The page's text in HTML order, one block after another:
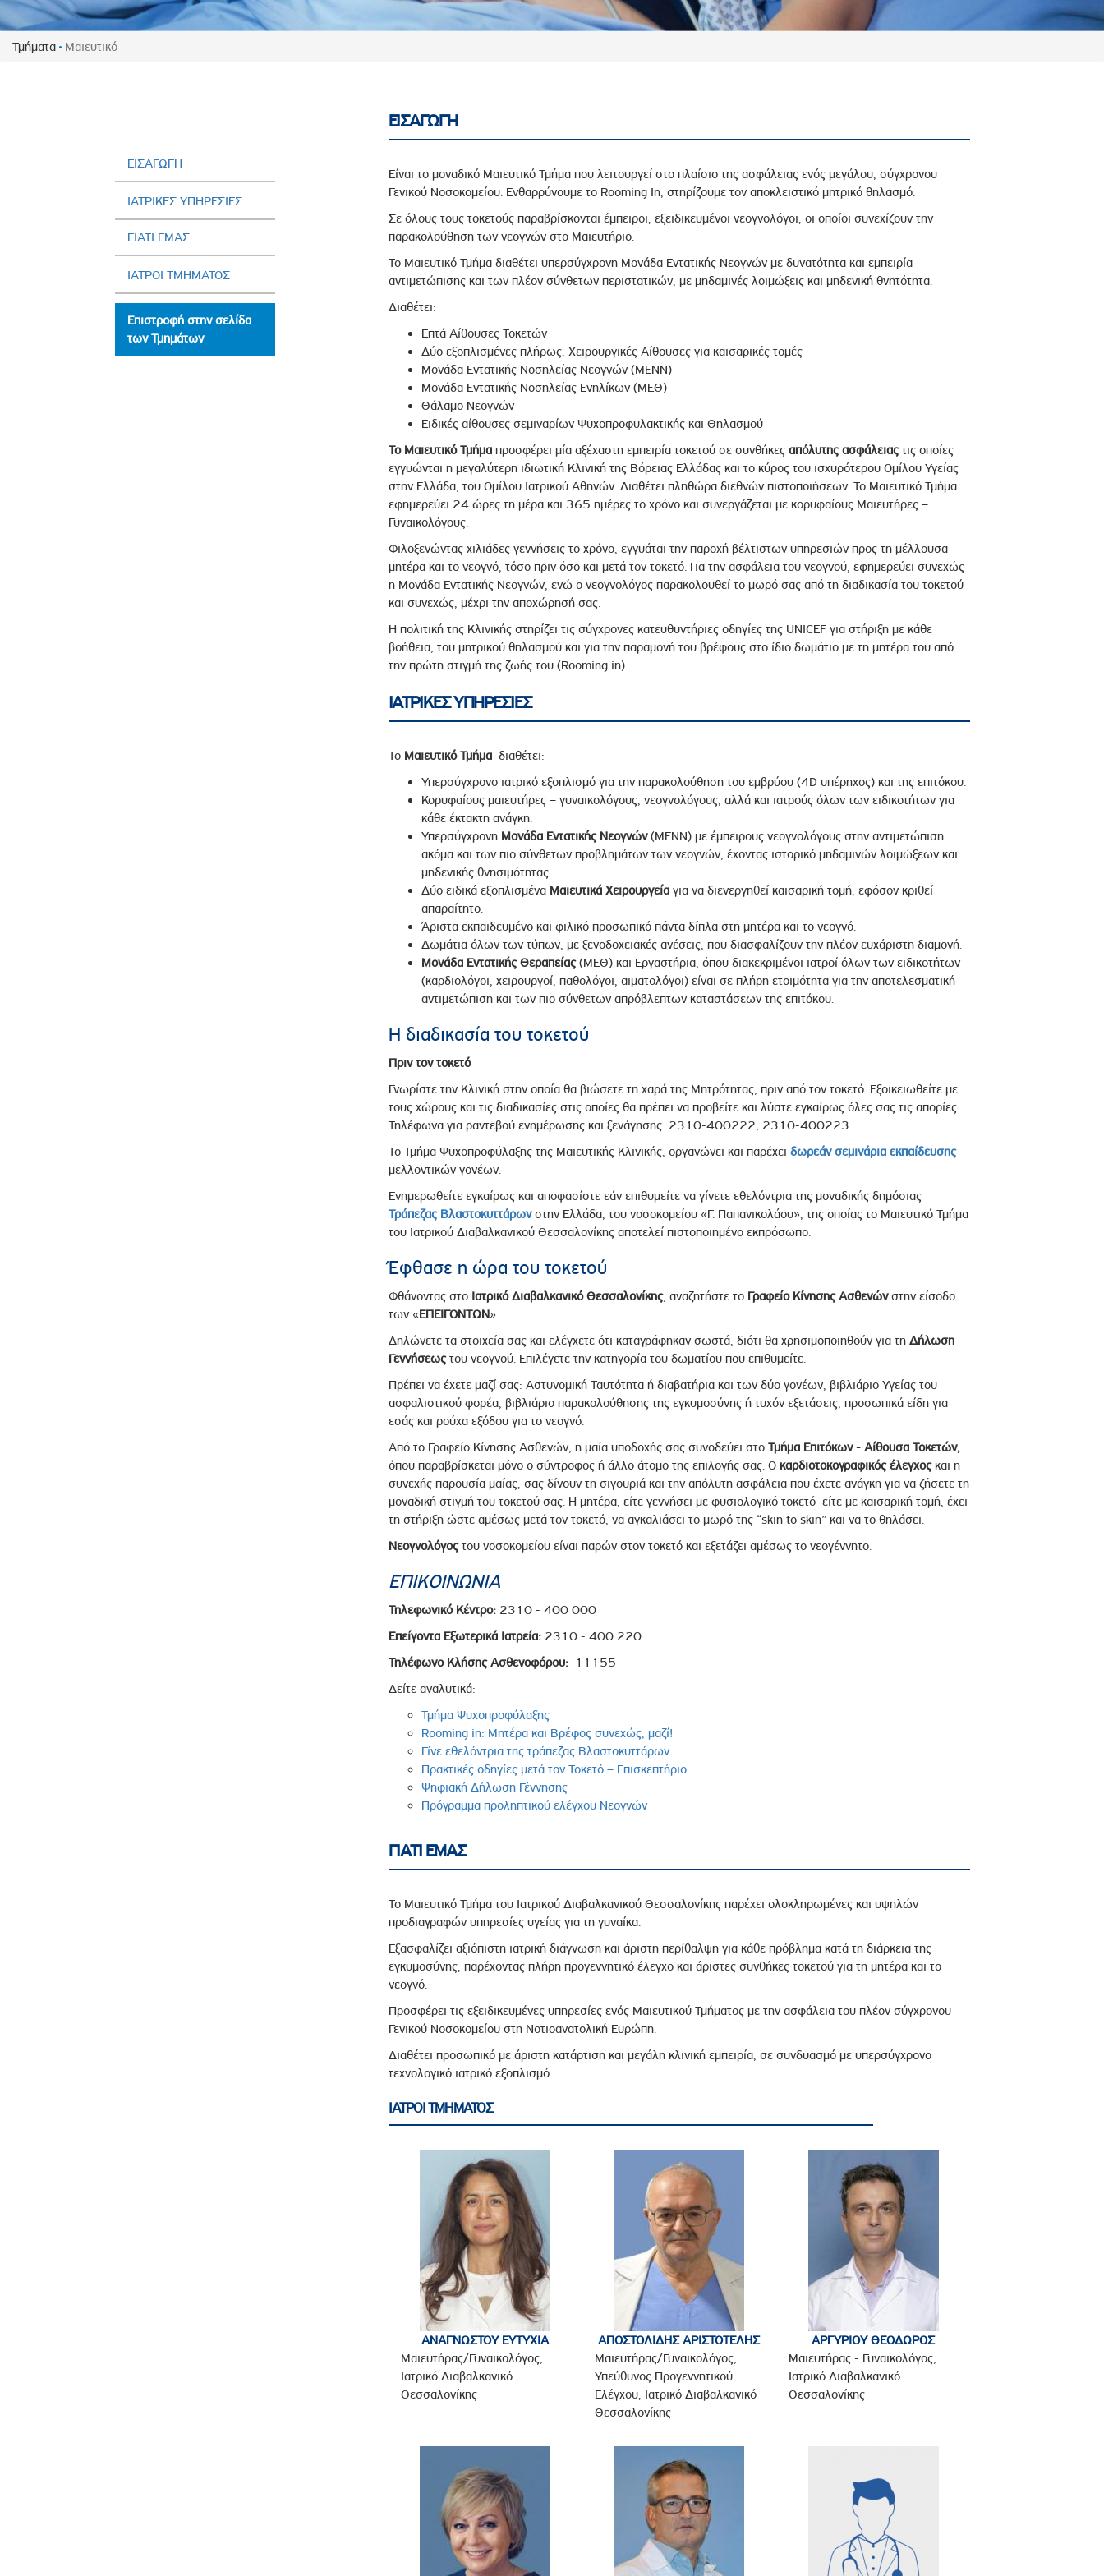
Πολιτική Προσλήψεων Προσωπικού, Στελεχών και Συνεργατών
Πολιτικές Ασφάλειας Πληροφοριών
Κανονισμός Επιτροπής Αποδοχών - Υποψηφιοτήτων
Διεύθυνση Εσωτερικού Ελέγχου Κανονισμός Λειτουργίας
Έκθεσης Βιώσιμης Ανάπτυξης 2023
Έκθεση Βιώσιμης Ανάπτυξης 2024
Πολιτική Δέουσας Επιμέλειας Τρίτων Μερών
Πολιτική Αναγνώρισης Προστασίας και Προαγωγής των Δικαιωμάτων των
Ασθενών
Τμήματα Μαιευτικό
ΕΙΣΑΓΩΓΗ
ΙΑΤΡΙΚΕΣ ΥΠΗΡΕΣΙΕΣ
ΓΙΑΤΙ ΕΜΑΣ
ΙΑΤΡΟΙ ΤΜΗΜΑΤΟΣ
Επιστροφή στην σελίδα
των Τμημάτων
ΕΙΣΑΓΩΓΗ
Είναι το μοναδικό Μαιευτικό Τμήμα που λειτουργεί στο πλαίσιο της ασφάλειας ενός μεγάλου, σύγχρονου
Γενικού Νοσοκομείου. Ενθαρρύνουμε το Rooming In, στηρίζουμε τον αποκλειστικό μητρικό θηλασμό.
Σε όλους τους τοκετούς παραβρίσκονται έμπειροι, εξειδικευμένοι νεογνολόγοι, οι οποίοι συνεχίζουν την
παρακολούθηση των νεογνών στο Μαιευτήριο.
Το Μαιευτικό Τμήμα διαθέτει υπερσύγχρονη Μονάδα Εντατικής Νεογνών με δυνατότητα και εμπειρία
αντιμετώπισης και των πλέον σύνθετων περιστατικών, με μηδαμινές λοιμώξεις και μηδενική θνητότητα.
Διαθέτει:
Επτά Αίθουσες Τοκετών
Δύο εξοπλισμένες πλήρως, Χειρουργικές Αίθουσες για καισαρικές τομές
Μονάδα Εντατικής Νοσηλείας Νεογνών (ΜΕΝΝ)
Μονάδα Εντατικής Νοσηλείας Ενηλίκων (ΜΕΘ)
Θάλαμο Νεογνών
Ειδικές αίθουσες σεμιναρίων Ψυχοπροφυλακτικής και Θηλασμού
Το Μαιευτικό Τμήμαπροσφέρει μία αξέχαστη εμπειρία τοκετού σε συνθήκες απόλυτης ασφάλειαςτις οποίες
εγγυώνται η μεγαλύτερη ιδιωτική Κλινική της Βόρειας Ελλάδας και το κύρος του ισχυρότερου Ομίλου Υγείας
στην Ελλάδα, του Ομίλου Ιατρικού Αθηνών. Διαθέτει πληθώρα διεθνών πιστοποιήσεων. Το Μαιευτικό Τμήμα
εφημερεύει 24 ώρες τη μέρα και 365 ημέρες το χρόνο και συνεργάζεται με κορυφαίους Μαιευτήρες –
Γυναικολόγους.
Φιλοξενώντας χιλιάδες γεννήσεις το χρόνο, εγγυάται την παροχή βέλτιστων υπηρεσιών προς τη μέλλουσα
μητέρα και το νεογνό, τόσο πριν όσο και μετά τον τοκετό. Για την ασφάλεια του νεογνού, εφημερεύει συνεχώς
η Μονάδα Εντατικής Νεογνών, ενώ ο νεογνολόγος παρακολουθεί το μωρό σας από τη διαδικασία του τοκετού
και συνεχώς, μέχρι την αποχώρησή σας.
Η πολιτική της Κλινικής στηρίζει τις σύγχρονες κατευθυντήριες οδηγίες της UNICEF για στήριξη με κάθε
βοήθεια, του μητρικού θηλασμού και για την παραμονή του βρέφους στο ίδιο δωμάτιο με τη μητέρα του από
την πρώτη στιγμή της ζωής του (Rooming in).
ΙΑΤΡΙΚΕΣ ΥΠΗΡΕΣΙΕΣ
Το Μαιευτικό Τμήμαδιαθέτει:
Υπερσύγχρονο ιατρικό εξοπλισμό για την παρακολούθηση του εμβρύου (4D υπέρηχος) και της επιτόκου.
Κορυφαίους μαιευτήρες – γυναικολόγους, νεογνολόγους, αλλά και ιατρούς όλων των ειδικοτήτων για
κάθε έκτακτη ανάγκη.
Υπερσύγχρονη Μονάδα Εντατικής Νεογνών(ΜΕΝΝ) με έμπειρους νεογνολόγους στην αντιμετώπιση
ακόμα και των πιο σύνθετων προβλημάτων των νεογνών, έχοντας ιστορικό μηδαμινών λοιμώξεων και
μηδενικής θνησιμότητας.
Δύο ειδικά εξοπλισμένα Μαιευτικά Χειρουργείαγια να διενεργηθεί καισαρική τομή, εφόσον κριθεί
απαραίτητο.
Άριστα εκπαιδευμένο και φιλικό προσωπικό πάντα δίπλα στη μητέρα και το νεογνό.
Δωμάτια όλων των τύπων, με ξενοδοχειακές ανέσεις, που διασφαλίζουν την πλέον ευχάριστη διαμονή.
Μονάδα Εντατικής Θεραπείας(ΜΕΘ) και Εργαστήρια, όπου διακεκριμένοι ιατροί όλων των ειδικοτήτων
(καρδιολόγοι, χειρουργοί, παθολόγοι, αιματολόγοι) είναι σε πλήρη ετοιμότητα για την αποτελεσματική
αντιμετώπιση και των πιο σύνθετων απρόβλεπτων καταστάσεων της επιτόκου.
Η διαδικασία του τοκετού
Πριν τον τοκετό
Γνωρίστε την Κλινική στην οποία θα βιώσετε τη χαρά της Μητρότητας, πριν από τον τοκετό. Εξοικειωθείτε με
τους χώρους και τις διαδικασίες στις οποίες θα πρέπει να προβείτε και λύστε εγκαίρως όλες σας τις απορίες.
Τηλέφωνα για ραντεβού ενημέρωσης και ξενάγησης: 2310-400222, 2310-400223.
Το Τμήμα Ψυχοπροφύλαξης της Μαιευτικής Κλινικής, οργανώνει και παρέχει δωρεάν σεμινάρια εκπαίδευσης
μελλοντικών γονέων.
Ενημερωθείτε εγκαίρως και αποφασίστε εάν επιθυμείτε να γίνετε εθελόντρια της μοναδικής δημόσιας
Τράπεζας Βλαστοκυττάρων στην Ελλάδα, του νοσοκομείου «Γ. Παπανικολάου», της οποίας το Μαιευτικό Τμήμα
του Ιατρικού Διαβαλκανικού Θεσσαλονίκης αποτελεί πιστοποιημένο εκπρόσωπο.
Έφθασε η ώρα του τοκετού
Φθάνοντας στο Ιατρικό Διαβαλκανικό Θεσσαλονίκης, αναζητήστε το Γραφείο Κίνησης Ασθενώνστην είσοδο
των «ΕΠΕΙΓΟΝΤΩΝ».
Δηλώνετε τα στοιχεία σας και ελέγχετε ότι καταγράφηκαν σωστά, διότι θα χρησιμοποιηθούν για τη Δήλωση
Γεννήσεωςτου νεογνού. Επιλέγετε την κατηγορία του δωματίου που επιθυμείτε.
Πρέπει να έχετε μαζί σας: Αστυνομική Ταυτότητα ή διαβατήρια και των δύο γονέων, βιβλιάριο Υγείας του
ασφαλιστικού φορέα, βιβλιάριο παρακολούθησης της εγκυμοσύνης ή τυχόν εξετάσεις, προσωπικά είδη για
εσάς και ρούχα εξόδου για το νεογνό.
Από το Γραφείο Κίνησης Ασθενών, η μαία υποδοχής σας συνοδεύει στο Τμήμα Επιτόκων - Αίθουσα Τοκετών,
όπου παραβρίσκεται μόνο ο σύντροφος ή άλλο άτομο της επιλογής σας. Ο καρδιοτοκογραφικός έλεγχοςκαι η
συνεχής παρουσία μαίας, σας δίνουν τη σιγουριά και την απόλυτη ασφάλεια που έχετε ανάγκη για να ζήσετε τη
μοναδική στιγμή του τοκετού σας. Η μητέρα, είτε γεννήσει με φυσιολογικό τοκετό είτε με καισαρική τομή, έχει
τη στήριξη ώστε αμέσως μετά τον τοκετό, να αγκαλιάσει το μωρό της “skin to skin” και να το θηλάσει.
Νεογνολόγοςτου νοσοκομείου είναι παρών στον τοκετό και εξετάζει αμέσως το νεογέννητο.
ΕΠΙΚΟΙΝΩΝΙΑ
Τηλεφωνικό Κέντρο:2310 - 400 000
Επείγοντα Εξωτερικά Ιατρεία:2310 - 400 220
Τηλέφωνο Κλήσης Ασθενοφόρου:11155
Δείτε αναλυτικά:
Τμήμα Ψυχοπροφύλαξης
Rooming in: Μητέρα και Βρέφος συνεχώς, μαζί!
Γίνε εθελόντρια της τράπεζας Βλαστοκυττάρων
Πρακτικές οδηγίες μετά τον Τοκετό – Επισκεπτήριο
Ψηφιακή Δήλωση Γέννησης
Πρόγραμμα προληπτικού ελέγχου Νεογνών
ΓΙΑΤΙ ΕΜΑΣ
Το Μαιευτικό Τμήμα του Ιατρικού Διαβαλκανικού Θεσσαλονίκης παρέχει ολοκληρωμένες και υψηλών
προδιαγραφών υπηρεσίες υγείας για τη γυναίκα.
Εξασφαλίζει αξιόπιστη ιατρική διάγνωση και άριστη περίθαλψη για κάθε πρόβλημα κατά τη διάρκεια της
εγκυμοσύνης, παρέχοντας πλήρη προγεννητικό έλεγχο και άριστες συνθήκες τοκετού για τη μητέρα και το
νεογνό.
Προσφέρει τις εξειδικευμένες υπηρεσίες ενός Μαιευτικού Τμήματος με την ασφάλεια του πλέον σύγχρονου
Γενικού Νοσοκομείου στη Νοτιοανατολική Ευρώπη.
Διαθέτει προσωπικό με άριστη κατάρτιση και μεγάλη κλινική εμπειρία, σε συνδυασμό με υπερσύγχρονο
τεχνολογικό ιατρικό εξοπλισμό.
ΙΑΤΡΟΙ ΤΜΗΜΑΤΟΣ
ΑΝΑΓΝΩΣΤΟΥ ΕΥΤΥΧΙΑ
Μαιευτήρας/Γυναικολόγος,
Ιατρικό Διαβαλκανικό
Θεσσαλονίκης
ΑΠΟΣΤΟΛΙΔΗΣ ΑΡΙΣΤΟΤΕΛΗΣ
Μαιευτήρας/Γυναικολόγος,
Υπεύθυνος Προγεννητικού
Ελέγχου, Ιατρικό Διαβαλκανικό
Θεσσαλονίκης
ΑΡΓΥΡΙΟΥ ΘΕΟΔΩΡΟΣ
Μαιευτήρας - Γυναικολόγος,
Ιατρικό Διαβαλκανικό
Θεσσαλονίκης